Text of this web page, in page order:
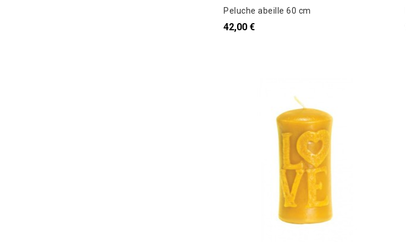
Peluche abeille 60 cm
42,00 €